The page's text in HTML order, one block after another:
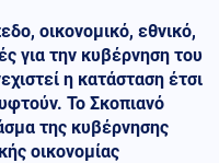
οικονομικό, εθνικό,
για την κυβέρνηση του
η κατάσταση έτσι
Το Σκοπιανό
της κυβέρνησης
οικονομίας